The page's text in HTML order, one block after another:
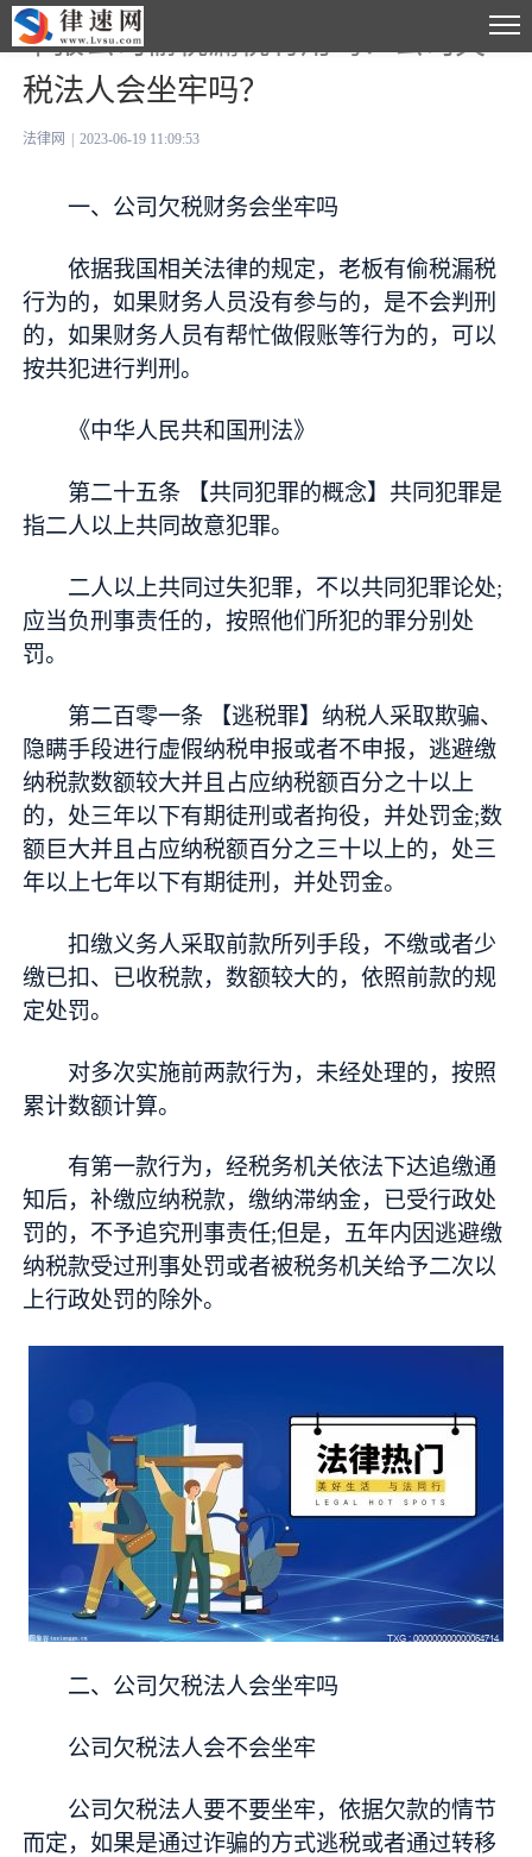
举报公司偷税漏税有用吗？公司欠
税法人会坐牢吗？
法律网 2023-06-19 11:09:53
一、公司欠税财务会坐牢吗
依据我国相关法律的规定，老板有偷税漏税
行为的，如果财务人员没有参与的，是不会判刑
的，如果财务人员有帮忙做假账等行为的，可以
按共犯进行判刑。
《中华人民共和国刑法》
第二十五条 【共同犯罪的概念】共同犯罪是
指二人以上共同故意犯罪。
二人以上共同过失犯罪，不以共同犯罪论处;
应当负刑事责任的，按照他们所犯的罪分别处
罚。
第二百零一条 【逃税罪】纳税人采取欺骗、
隐瞒手段进行虚假纳税申报或者不申报，逃避缴
纳税款数额较大并且占应纳税额百分之十以上
的，处三年以下有期徒刑或者拘役，并处罚金;数
额巨大并且占应纳税额百分之三十以上的，处三
年以上七年以下有期徒刑，并处罚金。
扣缴义务人采取前款所列手段，不缴或者少
缴已扣、已收税款，数额较大的，依照前款的规
定处罚。
对多次实施前两款行为，未经处理的，按照
累计数额计算。
有第一款行为，经税务机关依法下达追缴通
知后，补缴应纳税款，缴纳滞纳金，已受行政处
罚的，不予追究刑事责任;但是，五年内因逃避缴
纳税款受过刑事处罚或者被税务机关给予二次以
上行政处罚的除外。
二、公司欠税法人会坐牢吗
公司欠税法人会不会坐牢
公司欠税法人要不要坐牢，依据欠款的情节
而定，如果是通过诈骗的方式逃税或者通过转移